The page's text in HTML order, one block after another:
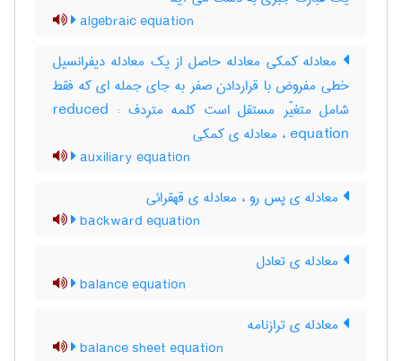
algebraic equation
معادله کمکی معادله حاصل از یک معادله دیفرانسیل
خطی مفروض با قراردادن صفر به جای جمله ای که فقط
شامل متغیّر مستقل است کلمه متردف : reduced
equation ، معادله ی کمکی
auxiliary equation
معادله ی پس رو ، معادله ی قهقرائی
backward equation
معادله ی تعادل
balance equation
معادله ی ترازنامه
balance sheet equation